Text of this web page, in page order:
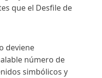
que el Desfile de
deviene
número de
simbólicos y